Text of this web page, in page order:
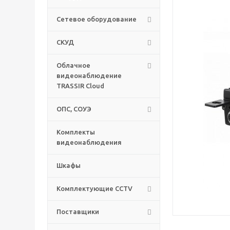
Сетевое оборудование
СКУД
Облачное
видеонаблюдение
TRASSIR Cloud
ОПС, СОУЭ
Комплекты
видеонаблюдения
Шкафы
Комплектующие CCTV
Поставщики